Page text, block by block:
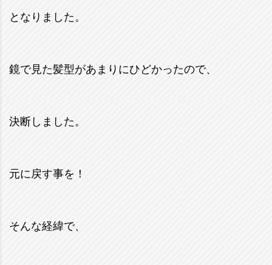
となりました。
鏡で見た髪型があまりにひどかったので、
決断しました。
元に戻す事を！
そんな経緯で、